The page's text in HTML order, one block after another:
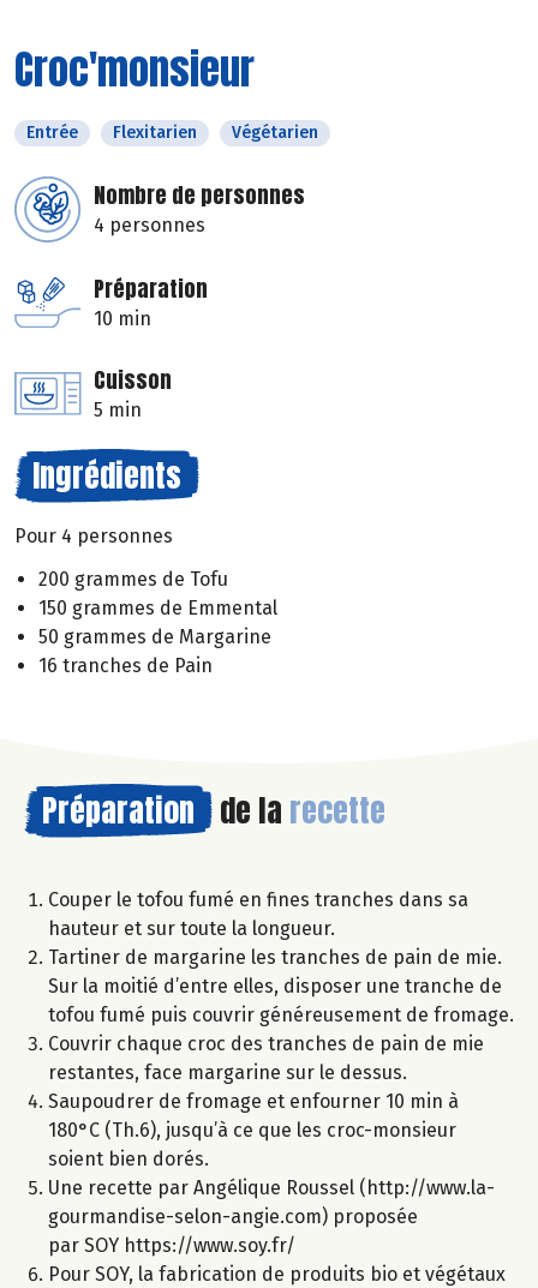
Croc'monsieur
Entrée Flexitarien Végétarien
Nombre de personnes
4 personnes
Préparation
10 min
Cuisson
5 min
Ingrédients
Pour 4 personnes
200 grammes de Tofu
150 grammes de Emmental
50 grammes de Margarine
16 tranches de Pain
Préparation de la recette
Couper le tofou fumé en fines tranches dans sa
hauteur et sur toute la longueur.
Tartiner de margarine les tranches de pain de mie.
Sur la moitié d’entre elles, disposer une tranche de
tofou fumé puis couvrir généreusement de fromage.
Couvrir chaque croc des tranches de pain de mie
restantes, face margarine sur le dessus.
Saupoudrer de fromage et enfourner 10 min à
180°C (Th.6), jusqu’à ce que les croc-monsieur
soient bien dorés.
Une recette par Angélique Roussel (http://www.la-
gourmandise-selon-angie.com) proposée
par SOY https://www.soy.fr/
Pour SOY, la fabrication de produits bio et végétaux